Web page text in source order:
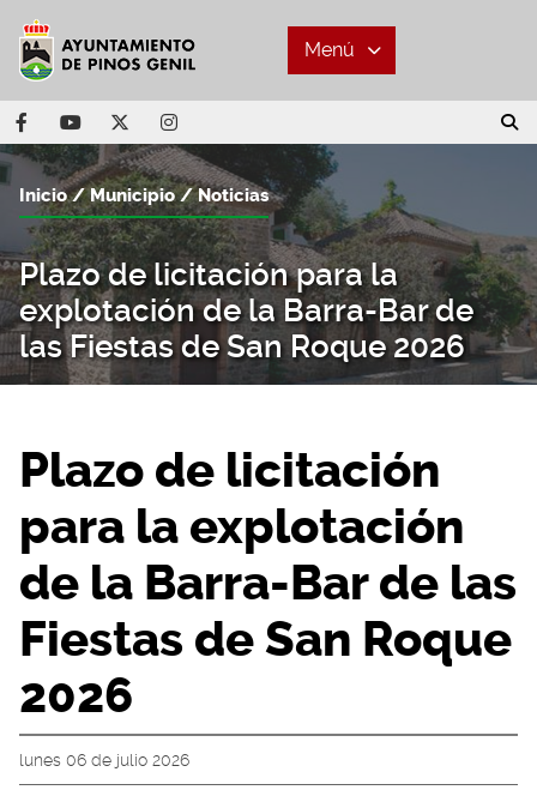
Menú
Plazo de licitación para la
explotación de la Barra-Bar de
las Fiestas de San Roque 2026
Inicio Municipio Noticias
Plazo de licitación
para la explotación
de la Barra-Bar de las
Fiestas de San Roque
2026
lunes 06 de julio 2026